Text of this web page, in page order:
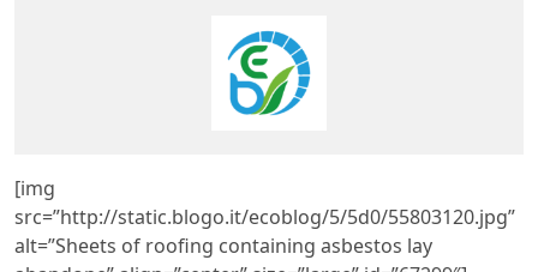
[img
src=”http://static.blogo.it/ecoblog/5/5d0/55803120.jpg”
alt=”Sheets of roofing containing asbestos lay